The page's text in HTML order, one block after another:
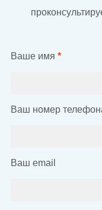
Ваше имя *
Ваш номер
Ваш email